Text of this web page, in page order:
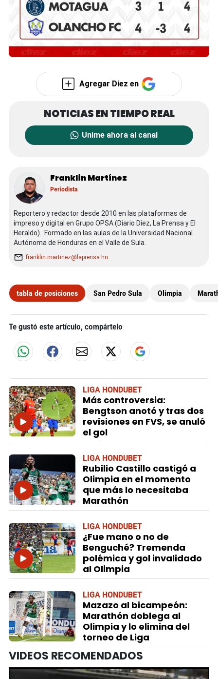
Agregar Diez en
Unime ahora al canal
Franklin Martínez
Periodista
Reportero y redactor desde 2010 en las plataformas de
impreso y digital en Grupo OPSA (Diario Diez, La Prensa y El
Heraldo) . Formado en las aulas de la Universidad Nacional
Autónoma de Honduras en el Valle de Sula.
franklin.martinez@laprensa.hn
tabla de posiciones San Pedro Sula Olimpia
Te gustó este artículo, compártelo
LIGA HONDUBET
Más controversia:
Bengtson anotó y tras dos
revisiones en FVS, se anuló
el gol
LIGA HONDUBET
Rubilio Castillo castigó a
Olimpia en el momento
que más lo necesitaba
Marathón
LIGA HONDUBET
¿Fue mano o no de
Benguché? Tremenda
polémica y gol invalidado
al Olimpia
LIGA HONDUBET
Mazazo al bicampeón:
Marathón doblega al
Olimpia y lo elimina del
torneo de Liga
VIDEOS RECOMENDADOS